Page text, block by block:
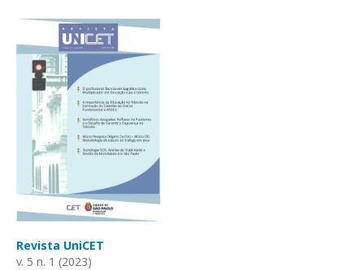
Revista UniCET
v. 5 n. 1 (2023)